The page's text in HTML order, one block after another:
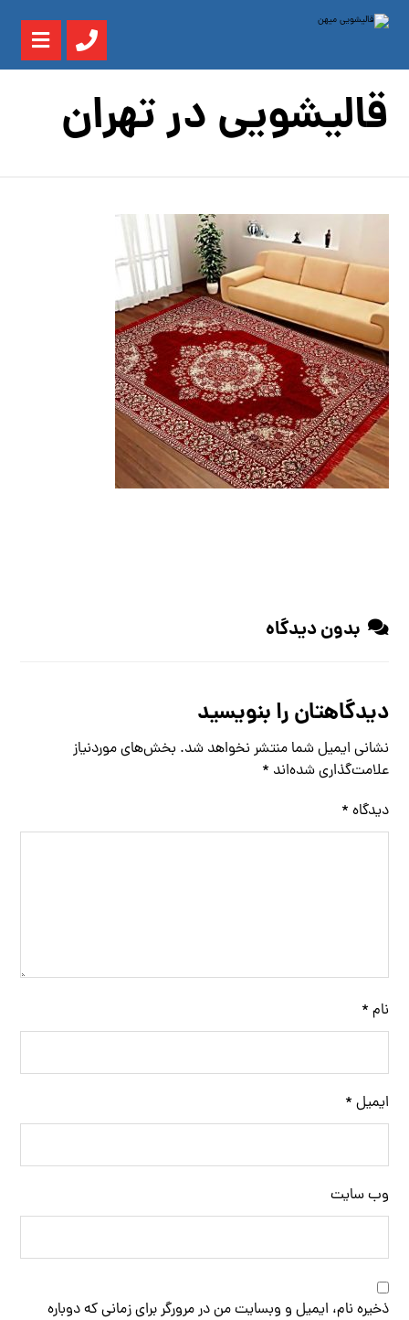
قالیشویی در تهران
بدون دیدگاه
دیدگاهتان را بنویسید
نشانی ایمیل شما منتشر نخواهد شد. بخش‌های موردنیاز
علامت‌گذاری شده‌اند *
دیدگاه *
نام *
ایمیل *
وب‌ سایت
ذخیره نام، ایمیل و وبسایت من در مرورگر برای زمانی که دوباره